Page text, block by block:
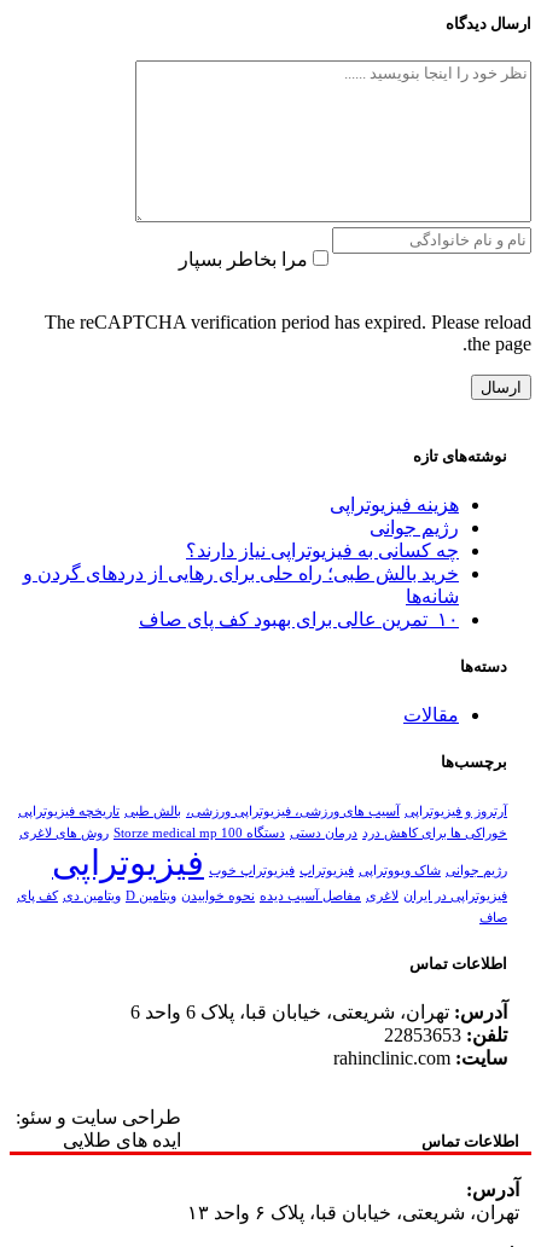
ارسال دیدگاه
مرا بخاطر بسپار
The reCAPTCHA verification period has expired. Please reload
the page.
نوشته‌های تازه
هزینه فیزیوتراپی
رژیم جوانی
چه کسانی به فیزیوتراپی نیاز دارند؟
خرید بالش طبی؛ راه حلی برای رهایی از دردهای گردن و
شانه‌ها
۱۰ تمرین عالی برای بهبود کف پای صاف
دسته‌ها
مقالات
برچسب‌ها
آرتروز و فیزیوتراپی آسیب های ورزشی، فیزیوتراپی ورزشی، بالش طبی تاریخچه فیزیوتراپی
خوراکی ها برای کاهش درد درمان دستی دستگاه Storze medical mp 100 روش های لاغری
رژیم جوانی شاک ویووتراپی فیزیوتراپ فیزیوتراپ خوب فیزیوتراپی
فیزیوتراپی در ایران لاغری مفاصل آسیب دیده نحوه خوابیدن ویتامین D ویتامین دی کف پای
صاف
اطلاعات تماس
آدرس: تهران، شریعتی، خیابان قبا، پلاک 6 واحد 6
تلفن:
سایت:
اطلاعات تماس
آدرس:
تهران، شریعتی، خیابان قبا، پلاک ۶ واحد ۱۳
طراحی سایت و سئو:
ایده های طلایی